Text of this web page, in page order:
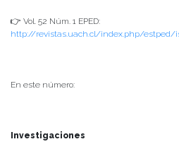
👉 Vol. 52 Núm. 1 EPED:
http://revistas.uach.cl/index.php/estped/
En este número:
Investigaciones